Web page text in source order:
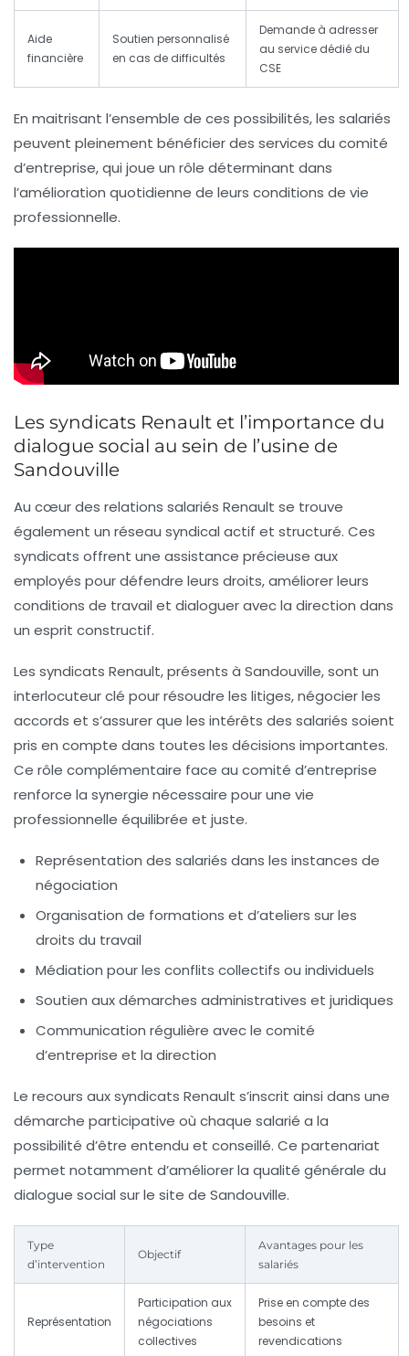
Aide
financière
Soutien personnalisé
en cas de difficultés
Demande à adresser
au service dédié du
CSE
En maitrisant l’ensemble de ces possibilités, les salariés
peuvent pleinement bénéficier des services du comité
d’entreprise, qui joue un rôle déterminant dans
l’amélioration quotidienne de leurs conditions de vie
professionnelle.
Les syndicats Renault et l’importance du
dialogue social au sein de l’usine de
Sandouville
Au cœur des relations salariés Renault se trouve
également un réseau syndical actif et structuré. Ces
syndicats offrent une assistance précieuse aux
employés pour défendre leurs droits, améliorer leurs
conditions de travail et dialoguer avec la direction dans
un esprit constructif.
Les syndicats Renault, présents à Sandouville, sont un
interlocuteur clé pour résoudre les litiges, négocier les
accords et s’assurer que les intérêts des salariés soient
pris en compte dans toutes les décisions importantes.
Ce rôle complémentaire face au comité d’entreprise
renforce la synergie nécessaire pour une vie
professionnelle équilibrée et juste.
Représentation des salariés dans les instances de
négociation
Organisation de formations et d’ateliers sur les
droits du travail
Médiation pour les conflits collectifs ou individuels
Soutien aux démarches administratives et juridiques
Communication régulière avec le comité
d’entreprise et la direction
Le recours aux syndicats Renault s’inscrit ainsi dans une
démarche participative où chaque salarié a la
possibilité d’être entendu et conseillé. Ce partenariat
permet notamment d’améliorer la qualité générale du
dialogue social sur le site de Sandouville.
Type
d’intervention
Objectif
Avantages pour les
salariés
Représentation
Participation aux
négociations
collectives
Prise en compte des
besoins et
revendications